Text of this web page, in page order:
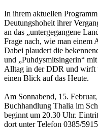
In ihrem aktuellen
Deutungshoheit ihrer
an das „untergegangene
Frage nach, wie man einem
Dabei plaudert die
und „Puhdysmitsingerin“
Alltag in der DDR und wirft
einen Blick auf das Heute.
Am Sonnabend, 15.
Buchhandlung Thalia im
beginnt um 20.30 Uhr.
dort unter Telefon 0385/